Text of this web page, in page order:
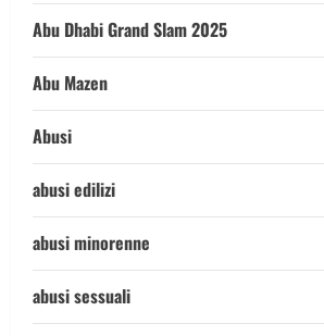
Abu Dhabi Grand Slam 2025
Abu Mazen
Abusi
abusi edilizi
abusi minorenne
abusi sessuali